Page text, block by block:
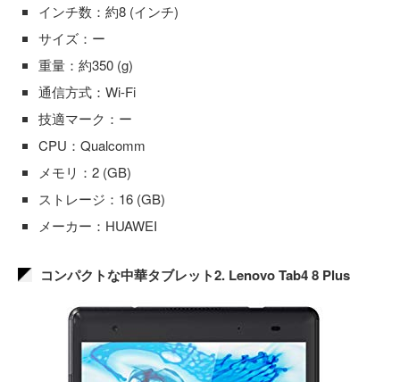
インチ数：約8 (インチ)
サイズ：ー
重量：約350 (g)
通信方式：Wi-Fi
技適マーク：ー
CPU：Qualcomm
メモリ：2 (GB)
ストレージ：16 (GB)
メーカー：HUAWEI
コンパクトな中華タブレット2. Lenovo Tab4 8 Plus